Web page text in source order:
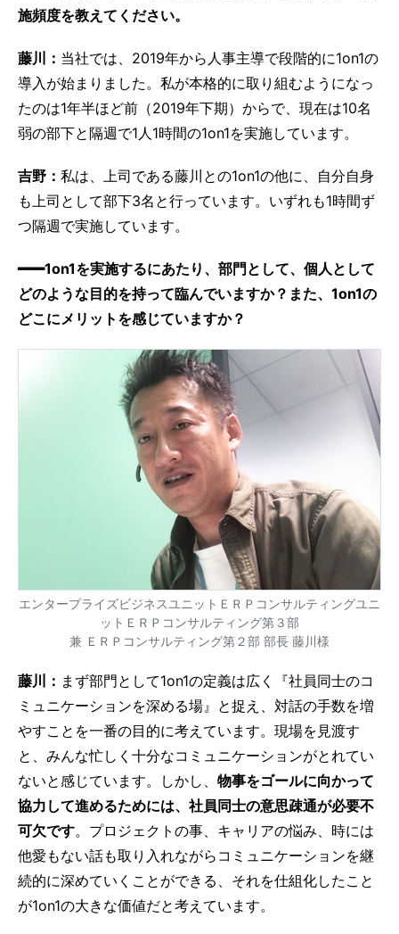
施頻度を教えてください。
藤川： 当社では、2019年から人事主導で段階的に1on1の
導入が始まりました。私が本格的に取り組むようになっ
たのは1年半ほど前（2019年下期）からで、現在は10名
弱の部下と隔週で1人1時間の1on1を実施しています。
吉野： 私は、上司である藤川との1on1の他に、自分自身
も上司として部下3名と行っています。いずれも1時間ず
つ隔週で実施しています。
━━━1on1を実施するにあたり、部門として、個人として
どのような目的を持って臨んでいますか？また、1on1の
どこにメリットを感じていますか？
エンタープライズビジネスユニットＥＲＰコンサルティングユニ
ットＥＲＰコンサルティング第３部
兼 ＥＲＰコンサルティング第２部 部長 藤川様
藤川： まず部門として1on1の定義は広く『社員同士のコ
ミュニケーションを深める場』と捉え、対話の手数を増
やすことを一番の目的に考えています。現場を見渡す
と、みんな忙しく十分なコミュニケーションがとれてい
ないと感じています。しかし、 物事をゴールに向かって
協力して進めるためには、社員同士の意思疎通が必要不
可欠です。プロジェクトの事、キャリアの悩み、時には
他愛もない話も取り入れながらコミュニケーションを継
続的に深めていくことができる、それを仕組化したこと
が1on1の大きな価値だと考えています。